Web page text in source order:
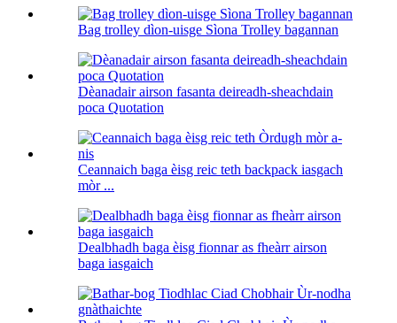
Bag trolley dìon-uisge Sìona Trolley bagannan
Dèanadair airson fasanta deireadh-sheachdain
poca Quotation
Ceannaich baga èisg reic teth backpack iasgach
mòr ...
Dealbhadh baga èisg fionnar as fheàrr airson
baga iasgaich